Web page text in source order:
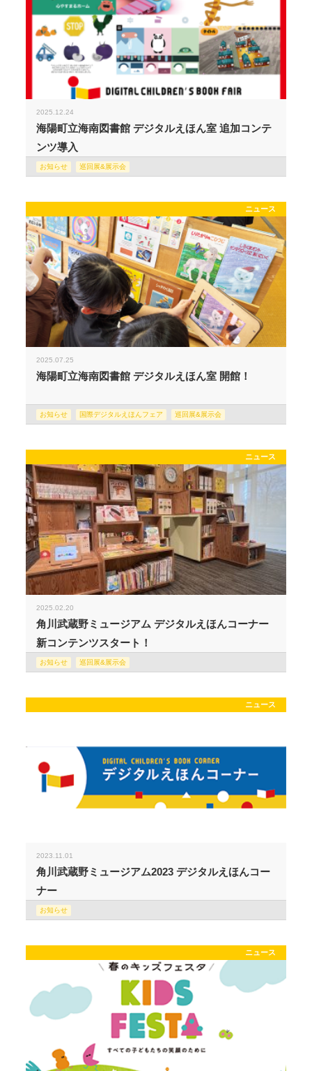
2025.12.24
海陽町立海南図書館 デジタルえほん室 追加コンテ
ンツ導入
お知らせ 巡回展&展示会
ニュース
2025.07.25
海陽町立海南図書館 デジタルえほん室 開館！
お知らせ 国際デジタルえほんフェア 巡回展&展示会
ニュース
2025.02.20
角川武蔵野ミュージアム デジタルえほんコーナー
新コンテンツスタート！
お知らせ 巡回展&展示会
ニュース
2023.11.01
角川武蔵野ミュージアム2023 デジタルえほんコー
ナー
お知らせ
ニュース